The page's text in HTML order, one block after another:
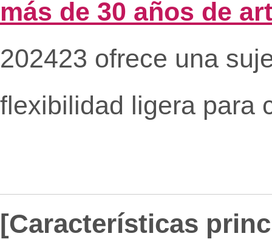
más de 30 años de
202423 ofrece una
flexibilidad ligera para
[Características